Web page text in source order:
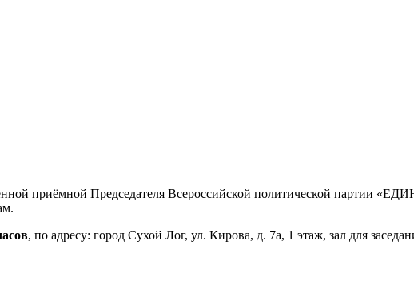
приёмной Председателя Всероссийской политической партии
, по адресу: город Сухой Лог, ул. Кирова, д. 7а, 1 этаж, зал для